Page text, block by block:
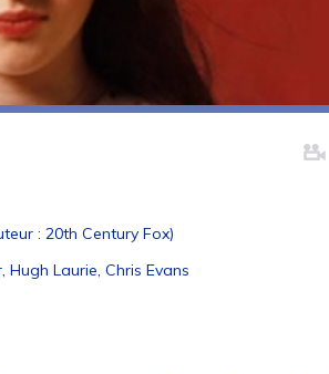
: 20th Century Fox)
Hugh Laurie, Chris Evans